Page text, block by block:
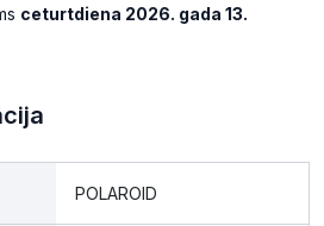
ceturtdiena 2026. gada 13.
POLAROID